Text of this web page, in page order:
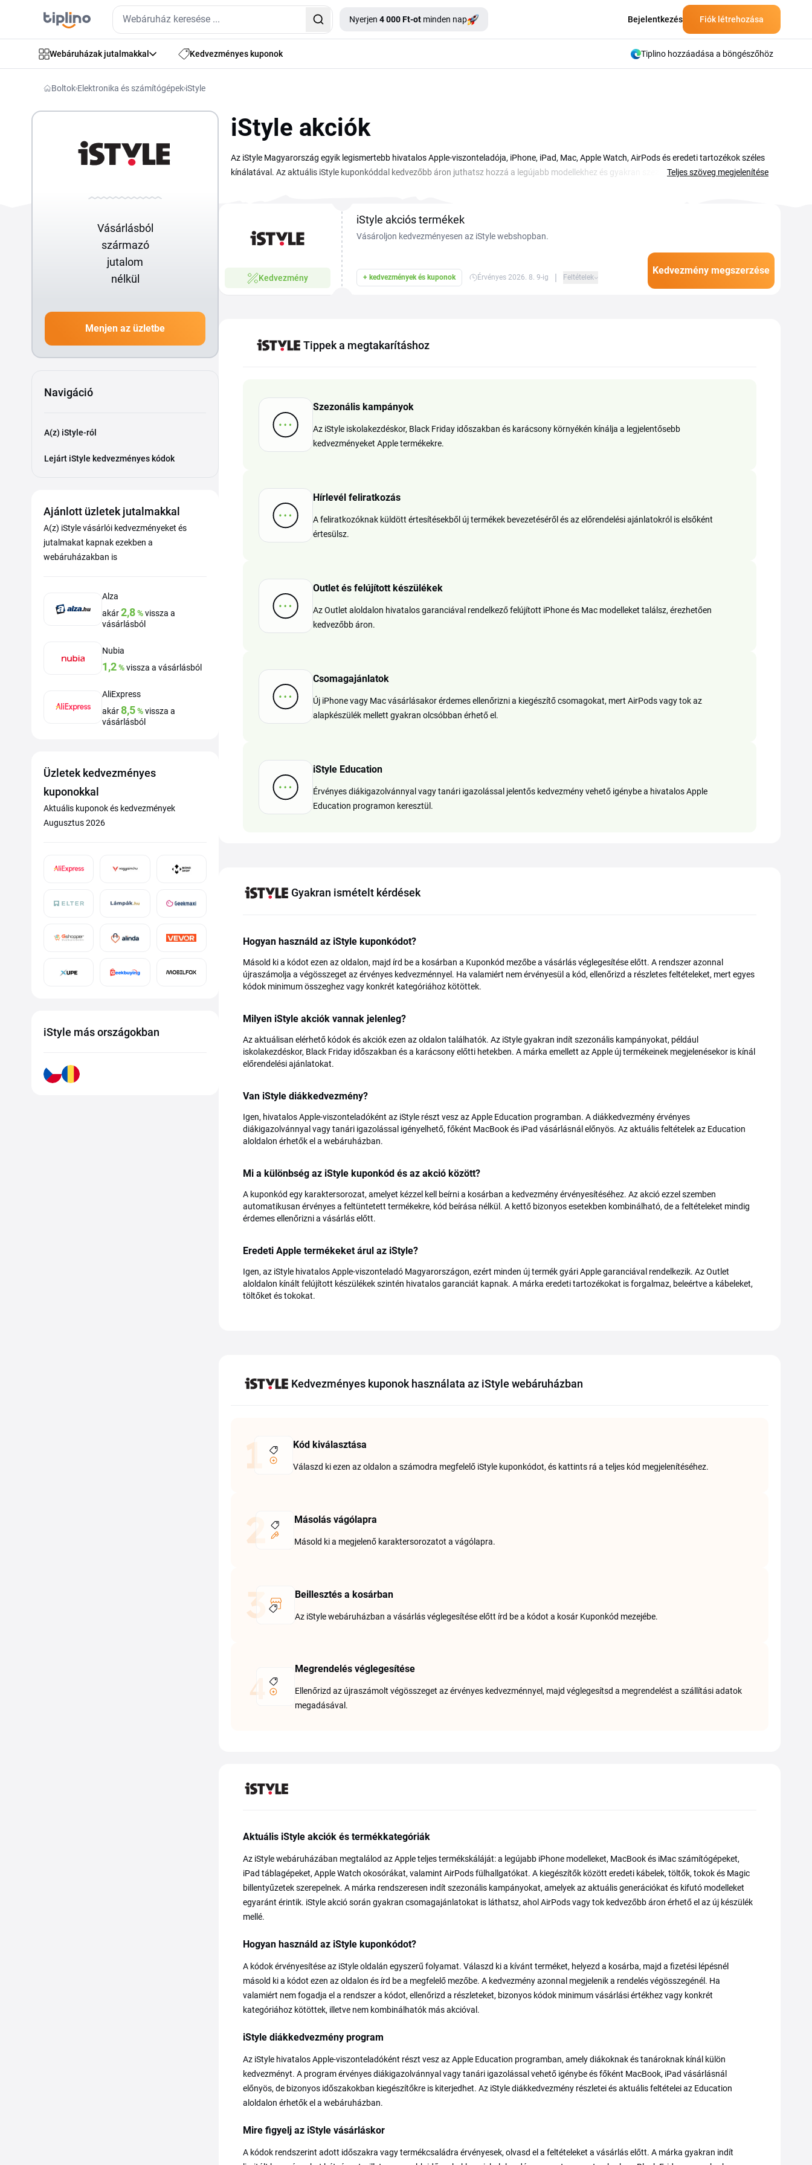
Nyerjen 4 000 Ft-ot minden nap Bejelentkezés Fiók létrehozása
Webáruházak jutalmakkal Kedvezményes kuponok Tiplino hozzáadása a böngészőhöz
Boltok Elektronika és számítógépek iStyle
Vásárlásból
származó
jutalom
nélkül
Menjen az üzletbe
Navigáció
A(z) iStyle-ról
Lejárt iStyle kedvezményes kódok
Ajánlott üzletek jutalmakkal
A(z) iStyle vásárlói kedvezményeket és
jutalmakat kapnak ezekben a
webáruházakban is
Alza
akár2,8%vissza a
vásárlásból
Nubia
1,2%vissza a vásárlásból
AliExpress
akár8,5%vissza a
vásárlásból
Üzletek kedvezményes
kuponokkal
Aktuális kuponok és kedvezmények
Augusztus 2026
iStyle más országokban
iStyle akciók
Az iStyle Magyarország egyik legismertebb hivatalos Apple-viszonteladója, iPhone, iPad, Mac, Apple Watch, AirPods és eredeti tartozékok széles
kínálatával. Az aktuális iStyle kuponkóddal kedvezőbb áron juthatsz hozzá a legújabb modellekhez és gyakran szezonális akciókkal is
iStyle kedvezmény mellett rendszeresen találsz akciókat is, például iskolakezdéskor vagy ünnepi időszakban.
Teljes szöveg megjelenítése
Kedvezmény
iStyle akciós termékek
Vásároljon kedvezményesen az iStyle webshopban.
+ kedvezmények és kuponok Érvényes 2026. 8. 9-ig | Feltételek
Kedvezmény megszerzése
Tippek a megtakarításhoz
Szezonális kampányok
Az iStyle iskolakezdéskor, Black Friday időszakban és karácsony környékén kínálja a legjelentősebb
kedvezményeket Apple termékekre.
Hírlevél feliratkozás
A feliratkozóknak küldött értesítésekből új termékek bevezetéséről és az előrendelési ajánlatokról is elsőként
értesülsz.
Outlet és felújított készülékek
Az Outlet aloldalon hivatalos garanciával rendelkező felújított iPhone és Mac modelleket találsz, érezhetően
kedvezőbb áron.
Csomagajánlatok
Új iPhone vagy Mac vásárlásakor érdemes ellenőrizni a kiegészítő csomagokat, mert AirPods vagy tok az
alapkészülék mellett gyakran olcsóbban érhető el.
iStyle Education
Érvényes diákigazolvánnyal vagy tanári igazolással jelentős kedvezmény vehető igénybe a hivatalos Apple
Education programon keresztül.
Gyakran ismételt kérdések
Hogyan használd az iStyle kuponkódot?
Másold ki a kódot ezen az oldalon, majd írd be a kosárban a Kuponkód mezőbe a vásárlás véglegesítése előtt. A rendszer azonnal
újraszámolja a végösszeget az érvényes kedvezménnyel. Ha valamiért nem érvényesül a kód, ellenőrizd a részletes feltételeket, mert egyes
kódok minimum összeghez vagy konkrét kategóriához kötöttek.
Milyen iStyle akciók vannak jelenleg?
Az aktuálisan elérhető kódok és akciók ezen az oldalon találhatók. Az iStyle gyakran indít szezonális kampányokat, például
iskolakezdéskor, Black Friday időszakban és a karácsony előtti hetekben. A márka emellett az Apple új termékeinek megjelenésekor is kínál
előrendelési ajánlatokat.
Van iStyle diákkedvezmény?
Igen, hivatalos Apple-viszonteladóként az iStyle részt vesz az Apple Education programban. A diákkedvezmény érvényes
diákigazolvánnyal vagy tanári igazolással igényelhető, főként MacBook és iPad vásárlásnál előnyös. Az aktuális feltételek az Education
aloldalon érhetők el a webáruházban.
Mi a különbség az iStyle kuponkód és az akció között?
A kuponkód egy karaktersorozat, amelyet kézzel kell beírni a kosárban a kedvezmény érvényesítéséhez. Az akció ezzel szemben
automatikusan érvényes a feltüntetett termékekre, kód beírása nélkül. A kettő bizonyos esetekben kombinálható, de a feltételeket mindig
érdemes ellenőrizni a vásárlás előtt.
Eredeti Apple termékeket árul az iStyle?
Igen, az iStyle hivatalos Apple-viszonteladó Magyarországon, ezért minden új termék gyári Apple garanciával rendelkezik. Az Outlet
aloldalon kínált felújított készülékek szintén hivatalos garanciát kapnak. A márka eredeti tartozékokat is forgalmaz, beleértve a kábeleket,
töltőket és tokokat.
Kedvezményes kuponok használata az iStyle webáruházban
Kód kiválasztása
Válaszd ki ezen az oldalon a számodra megfelelő iStyle kuponkódot, és kattints rá a teljes kód megjelenítéséhez.
Másolás vágólapra
Másold ki a megjelenő karaktersorozatot a vágólapra.
Beillesztés a kosárban
Az iStyle webáruházban a vásárlás véglegesítése előtt írd be a kódot a kosár Kuponkód mezejébe.
Megrendelés véglegesítése
Ellenőrizd az újraszámolt végösszeget az érvényes kedvezménnyel, majd véglegesítsd a megrendelést a szállítási adatok
megadásával.
Aktuális iStyle akciók és termékkategóriák
Az iStyle webáruházában megtalálod az Apple teljes termékskáláját: a legújabb iPhone modelleket, MacBook és iMac számítógépeket,
iPad táblagépeket, Apple Watch okosórákat, valamint AirPods fülhallgatókat. A kiegészítők között eredeti kábelek, töltők, tokok és Magic
billentyűzetek szerepelnek. A márka rendszeresen indít szezonális kampányokat, amelyek az aktuális generációkat és kifutó modelleket
egyaránt érintik. iStyle akció során gyakran csomagajánlatokat is láthatsz, ahol AirPods vagy tok kedvezőbb áron érhető el az új készülék
mellé.
Hogyan használd az iStyle kuponkódot?
A kódok érvényesítése az iStyle oldalán egyszerű folyamat. Válaszd ki a kívánt terméket, helyezd a kosárba, majd a fizetési lépésnél
másold ki a kódot ezen az oldalon és írd be a megfelelő mezőbe. A kedvezmény azonnal megjelenik a rendelés végösszegénél. Ha
valamiért nem fogadja el a rendszer a kódot, ellenőrizd a részleteket, bizonyos kódok minimum vásárlási értékhez vagy konkrét
kategóriához kötöttek, illetve nem kombinálhatók más akcióval.
iStyle diákkedvezmény program
Az iStyle hivatalos Apple-viszonteladóként részt vesz az Apple Education programban, amely diákoknak és tanároknak kínál külön
kedvezményt. A program érvényes diákigazolvánnyal vagy tanári igazolással vehető igénybe és főként MacBook, iPad vásárlásnál
előnyös, de bizonyos időszakokban kiegészítőkre is kiterjedhet. Az iStyle diákkedvezmény részletei és aktuális feltételei az Education
aloldalon érhetők el a webáruházban.
Mire figyelj az iStyle vásárláskor
A kódok rendszerint adott időszakra vagy termékcsaládra érvényesek, olvasd el a feltételeket a vásárlás előtt. A márka gyakran indít